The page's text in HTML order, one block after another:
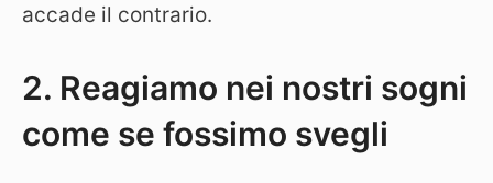
accade il contrario.
2. Reagiamo nei nostri sogni
come se fossimo svegli